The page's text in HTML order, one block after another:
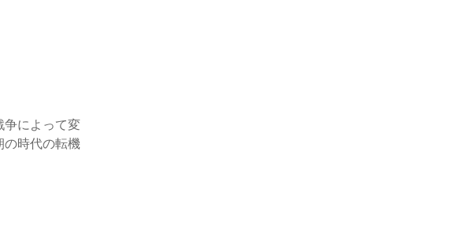
争によって変
の時代の転機